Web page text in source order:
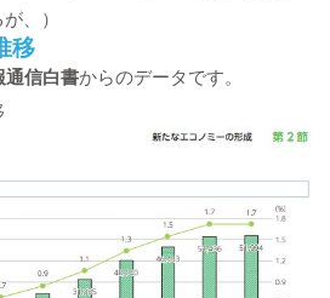
、）
移
通信白書からのデータです。